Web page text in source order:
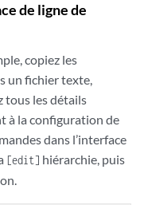
de ligne de
copiez les
un fichier texte,
tous les détails
à la configuration de
dans l’interface
[edit] hiérarchie, puis